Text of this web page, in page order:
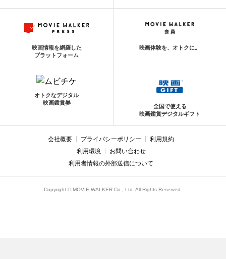
映画情報を網羅した
プラットフォーム
映画体験を、オトクに。
オトクなデジタル
映画鑑賞券
全国で使える
映画鑑賞デジタルギフト
会社概要 プライバシーポリシー
利用規約
利用環境
お問い合わせ
利用者情報の外部送信について
Copyright © MOVIE WALKER Co., Ltd. All Rights Reserved.